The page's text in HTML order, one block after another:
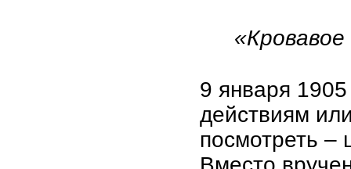
«Кровавое
9 января
действиям
посмотреть –